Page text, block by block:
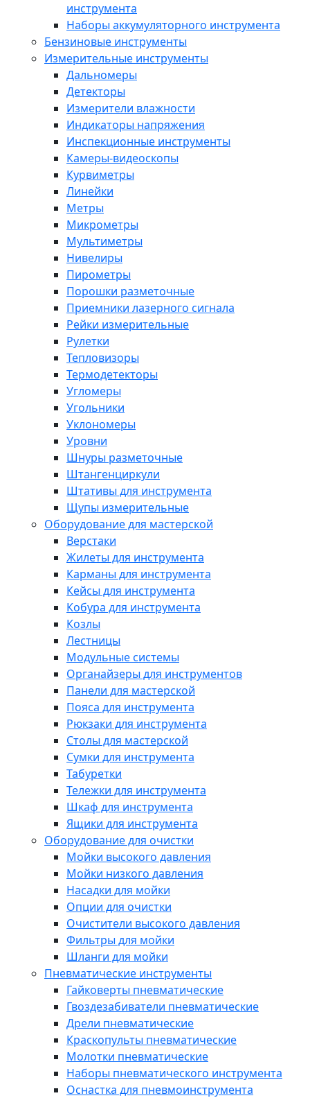
инструмента
Наборы аккумуляторного инструмента
Бензиновые инструменты
Измерительные инструменты
Дальномеры
Детекторы
Измерители влажности
Индикаторы напряжения
Инспекционные инструменты
Камеры-видеоскопы
Курвиметры
Линейки
Метры
Микрометры
Мультиметры
Нивелиры
Пирометры
Порошки разметочные
Приемники лазерного сигнала
Рейки измерительные
Рулетки
Тепловизоры
Термодетекторы
Угломеры
Угольники
Уклономеры
Уровни
Шнуры разметочные
Штангенциркули
Штативы для инструмента
Щупы измерительные
Оборудование для мастерской
Верстаки
Жилеты для инструмента
Карманы для инструмента
Кейсы для инструмента
Кобура для инструмента
Козлы
Лестницы
Модульные системы
Органайзеры для инструментов
Панели для мастерской
Пояса для инструмента
Рюкзаки для инструмента
Столы для мастерской
Сумки для инструмента
Табуретки
Тележки для инструмента
Шкаф для инструмента
Ящики для инструмента
Оборудование для очистки
Мойки высокого давления
Мойки низкого давления
Насадки для мойки
Опции для очистки
Очистители высокого давления
Фильтры для мойки
Шланги для мойки
Пневматические инструменты
Гайковерты пневматические
Гвоздезабиватели пневматические
Дрели пневматические
Краскопульты пневматические
Молотки пневматические
Наборы пневматического инструмента
Оснастка для пневмоинструмента